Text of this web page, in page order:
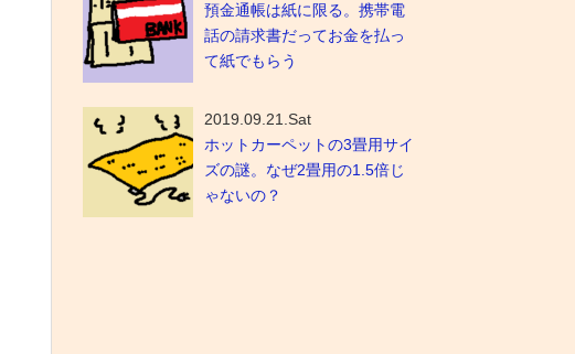
預金通帳は紙に限る。携帯電
話の請求書だってお金を払っ
て紙でもらう
2019.09.21.Sat
ホットカーペットの3畳用サイ
ズの謎。なぜ2畳用の1.5倍じ
ゃないの？